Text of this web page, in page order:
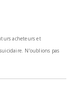
acheteurs et
N’oublions pas